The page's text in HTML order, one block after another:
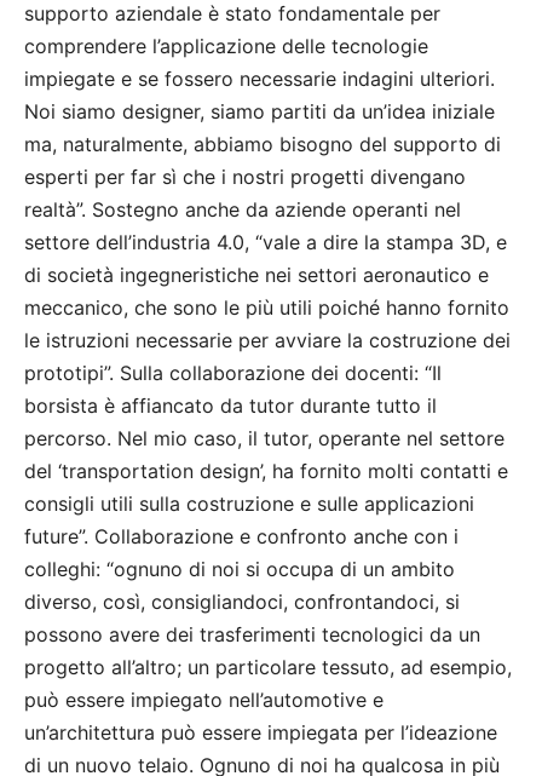
supporto aziendale è stato fondamentale per
comprendere l’applicazione delle tecnologie
impiegate e se fossero necessarie indagini ulteriori.
Noi siamo designer, siamo partiti da un’idea iniziale
ma, naturalmente, abbiamo bisogno del supporto di
esperti per far sì che i nostri progetti divengano
realtà”. Sostegno anche da aziende operanti nel
settore dell’industria 4.0, “vale a dire la stampa 3D, e
di società ingegneristiche nei settori aeronautico e
meccanico, che sono le più utili poiché hanno fornito
le istruzioni necessarie per avviare la costruzione dei
prototipi”. Sulla collaborazione dei docenti: “Il
borsista è affiancato da tutor durante tutto il
percorso. Nel mio caso, il tutor, operante nel settore
del ‘transportation design’, ha fornito molti contatti e
consigli utili sulla costruzione e sulle applicazioni
future”. Collaborazione e confronto anche con i
colleghi: “ognuno di noi si occupa di un ambito
diverso, così, consigliandoci, confrontandoci, si
possono avere dei trasferimenti tecnologici da un
progetto all’altro; un particolare tessuto, ad esempio,
può essere impiegato nell’automotive e
un’architettura può essere impiegata per l’ideazione
di un nuovo telaio. Ognuno di noi ha qualcosa in più